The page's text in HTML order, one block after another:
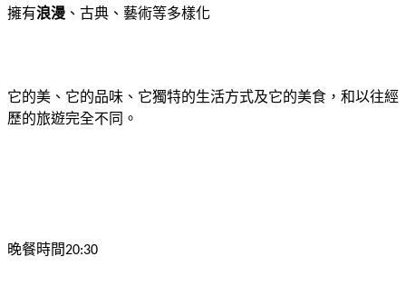
擁有浪漫 、古典、藝術等多樣化
它的美、它的品味、它獨特的生活方式及它的美食，和以往經
歷的旅遊完全不同。
晚餐時間20:30